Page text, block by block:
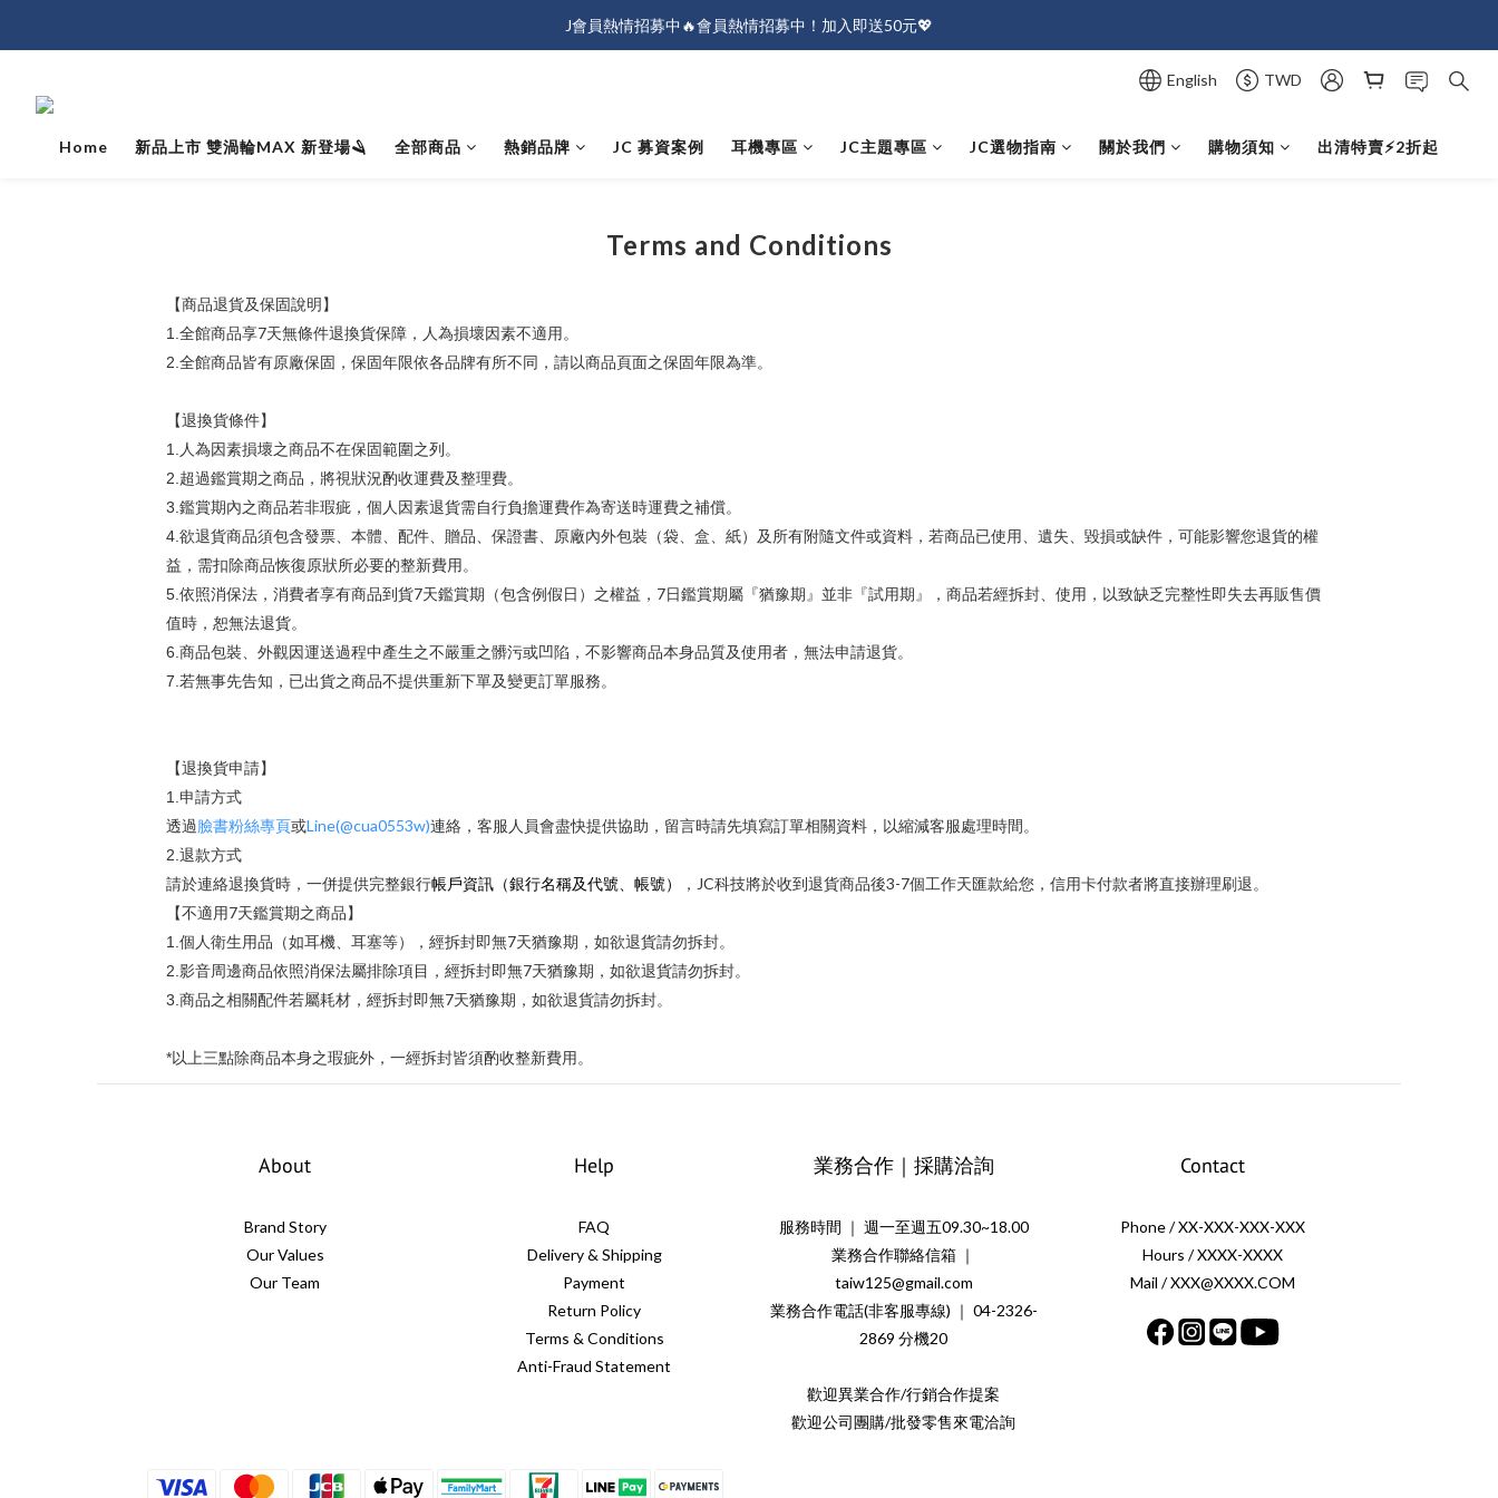
J會員熱情招募中🔥會員熱情招募中！加入即送50元💖
J會員熱情招募中🔥會員熱情招募中！加入即送50元💖
English TWD
Home 新品上市 雙渦輪MAX 新登場🪒 全部商品 熱銷品牌 JC 募資案例 耳機專區 JC主題專區 JC選物指南 關於我們 購物須知 出清特賣⚡️2折起
Terms and Conditions
【商品退貨及保固說明】
1. 全館商品享7天無條件退換貨保障，人為損壞因素不適用。
2. 全館商品皆有原廠保固，保固年限依各品牌有所不同，請以商品頁面之保固年限為準。
【退換貨條件】
1.
人為因素損壞之商品不在保固範圍之列。
2. 超過鑑賞期之商品，將視狀況酌收運費及整理費。
3. 鑑賞期內之商品若非瑕疵，個人因素退貨需自行負擔運費作為寄送時運費之補償。
4. 欲退貨商品須包含發票、本體、配件、贈品、保證書、原廠內外包裝（袋、盒、紙）及所有附隨文件或資料，若商品已使用、遺失、毀損或缺件，可能影響您退貨的權
益，需扣除商品恢復原狀所必要的整新費用。
5. 依照消保法，消費者享有商品到貨7天鑑賞期（包含例假日）之權益， 7日鑑賞期屬『猶豫期』並非『試用期』，商品若經拆封、使用，以致缺乏完整性即失去再販售價
值時，恕無法退貨。
6. 商品包裝、外觀因運送過程中產生之不嚴重之髒污或凹陷，不影響商品本身品質及使用者，無法申請退貨。
7. 若無事先告知，已出貨之商品不提供重新下單及變更訂單服務。
【退換貨申請】
1. 申請方式
透過臉書粉絲專頁或Line(@cua0553w)連絡，客服人員會盡快提供協助，留言時請先填寫訂單相關資料，以縮減客服處理時間。
2. 退款方式
請於連絡退換貨時，一併提供完整銀行帳戶資訊（銀行名稱及代號、帳號） ， JC科技將於收到退貨商品後3-7個工作天匯款給您，信用卡付款者將直接辦理刷退。
【不適用7天鑑賞期之商品】
1. 個人衛生用品（如耳機、耳塞等），經拆封即無7天猶豫期，如欲退貨請勿拆封。
2. 影音周邊商品依照消保法屬排除項目，經拆封即無7天猶豫期，如欲退貨請勿拆封。
3. 商品之相關配件若屬耗材，經拆封即無7天猶豫期，如欲退貨請勿拆封。
*以上三點除商品本身之瑕疵外，一經拆封皆須酌收整新費用。
About
Brand Story
Our Values
Our Team
Help
FAQ
Delivery & Shipping
Payment
Return Policy
Terms & Conditions
Anti-Fraud Statement
業務合作｜採購洽詢
服務時間 ｜ 週一至週五09.30~18.00
業務合作聯絡信箱 ｜
taiw125@gmail.com
業務合作電話(非客服專線) ｜ 04-2326-
2869 分機20
歡迎異業合作/行銷合作提案
歡迎公司團購/批發零售來電洽詢
Contact
Phone / XX-XXX-XXX-XXX
Hours / XXXX-XXXX
Mail / XXX@XXXX.COM